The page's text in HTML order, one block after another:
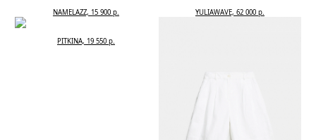
NAMELAZZ, 15 900 р. YULIAWAVE, 62 000 р.
PITKINA, 19 550 р.